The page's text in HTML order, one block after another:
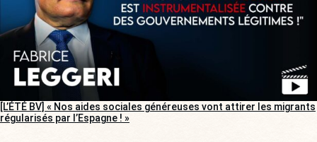
[L’ÉTÉ BV] « Nos aides sociales généreuses vont attirer les migrants
régularisés par l’Espagne ! »